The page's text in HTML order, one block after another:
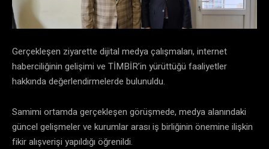
Gerçekleşen ziyarette dijital medya çalışmaları, internet
haberciliğinin gelişimi ve TİMBİR’in yürüttüğü faaliyetler
hakkında değerlendirmelerde bulunuldu.
Samimi ortamda gerçekleşen görüşmede, medya alanındaki
güncel gelişmeler ve kurumlar arası iş birliğinin önemine ilişkin
fikir alışverişi yapıldığı öğrenildi.